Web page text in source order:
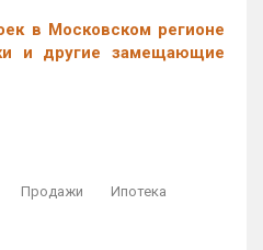
в Московском регионе
и другие замещающие
Продажи
Ипотека